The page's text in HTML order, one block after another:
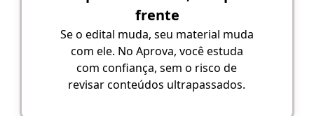
frente
Se o edital muda, seu material muda
com ele. No Aprova, você estuda
com confiança, sem o risco de
revisar conteúdos ultrapassados.